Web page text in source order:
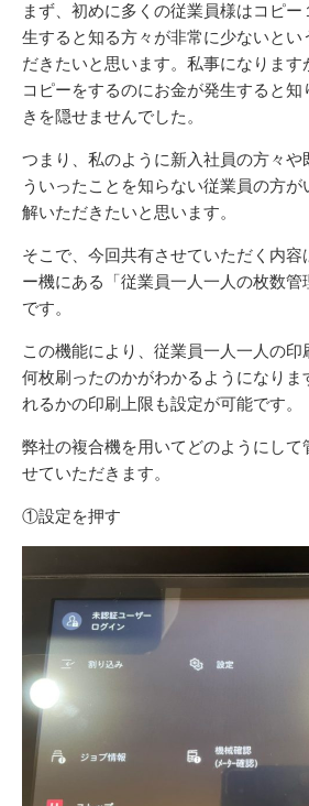
まず、初めに多くの従業員様はコピ
生すると知る方々が非常に少ないとい
だきたいと思います。私事になりま
コピーをするのにお金が発生すると
きを隠せませんでした。
つまり、私のように新入社員の方々や
ういったことを知らない従業員の方
解いただきたいと思います。
そこで、今回共有させていただく内
ー機にある「従業員一人一人の枚数
です。
この機能により、従業員一人一人の印
何枚刷ったのかがわかるようになりま
れるかの印刷上限も設定が可能です。
弊社の複合機を用いてどのようにして
せていただきます。
①設定を押す